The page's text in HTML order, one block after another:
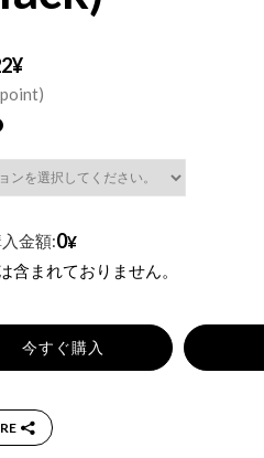
金額:0¥
含まれておりません。
今すぐ購入